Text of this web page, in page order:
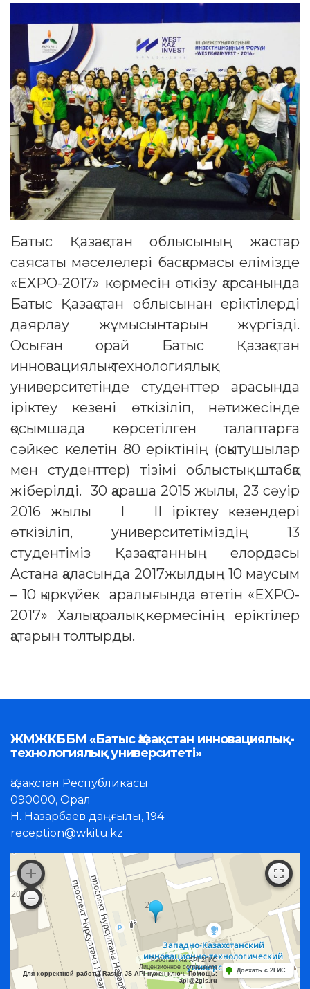
Батыс Қазақстан облысының жастар
саясаты мәселелері басқармасы елімізде
«EXPO-2017» көрмесін өткізу қарсанында
Батыс Қазақстан облысынан еріктілерді
даярлау жұмысынтарын жүргізді.
Осыған орай Батыс Қазақстан
инновациялық-технологиялық
университетінде студенттер арасында
іріктеу кезені өткізіліп, нәтижесінде
қосымшада көрсетілген талаптарға
сәйкес келетін 80 еріктінің (оқытушылар
мен студенттер) тізімі облыстық штабқа
жіберілді. 30 қараша 2015 жылы, 23 cәуір
2016 жылы I II іріктеу кезендері
өткізіліп, университетіміздің 13
студентіміз Қазақстанның елордасы
Астана қаласында 2017жылдың 10 маусым
– 10 қыркүйек аралығында өтетін «EXPO-
2017» Халықаралық көрмесінің еріктілер
қатарын толтырды.
ЖМЖКББМ «Батыс Қазақстан инновациялық-
технологиялық университеті»
Қазақстан Республикасы
090000, Орал
Н. Назарбаев даңғылы, 194
reception@wkitu.kz
Работает на API 2ГИС
Лицензионное соглашение
Для корректной работы Raster JS API нужен ключ. Помощь:
api@2gis.ru
Доехать с 2ГИС